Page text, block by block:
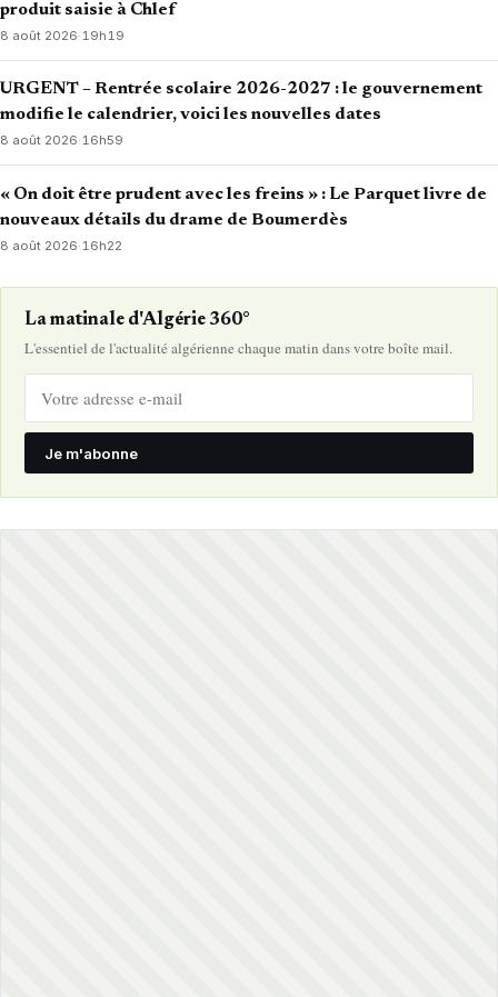
produit saisie à Chlef
8 août 2026·19h19
URGENT – Rentrée scolaire 2026-2027 : le gouvernement
modifie le calendrier, voici les nouvelles dates
8 août 2026·16h59
« On doit être prudent avec les freins » : Le Parquet livre de
nouveaux détails du drame de Boumerdès
8 août 2026· 16h22
La matinale d'Algérie 360°
L'essentiel de l'actualité algérienne chaque matin dans votre boîte mail.
Je m'abonne